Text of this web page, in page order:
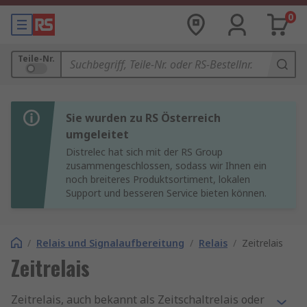
0
Teile-Nr.
Sie wurden zu RS Österreich
umgeleitet
Distrelec hat sich mit der RS Group
zusammengeschlossen, sodass wir Ihnen ein
noch breiteres Produktsortiment, lokalen
Support und besseren Service bieten können.
/ Relais und Signalaufbereitung / Relais / Zeitrelais
Zeitrelais
Zeitrelais, auch bekannt als Zeitschaltrelais oder